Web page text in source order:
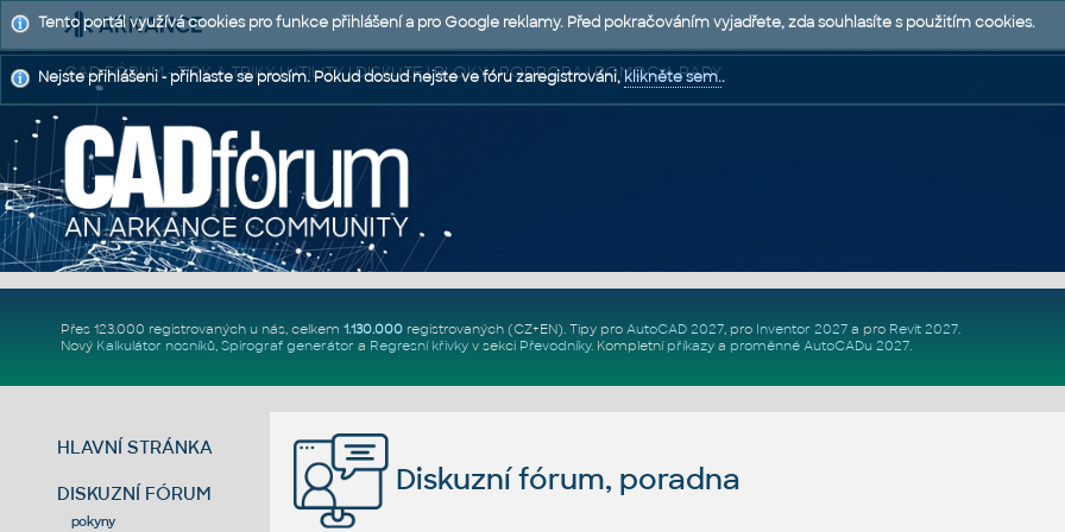
CAD FÓRUM - TIPY A TRIKY | UTILITY | DISKUZE | BLOKY | PODPORA | POMOC A RADY
Přes 123.000 registrovaných u nás, celkem 1.130.000registrovaných (CZ+EN). Tipy pro AutoCAD 2027, pro Inventor 2027a pro Revit 2027.
Nový Kalkulátor nosníků, Spirograf generátor a Regresní křivkyv sekci Převodníky. Kompletní příkazya proměnné AutoCADu 2027.
HLAVNÍ STRÁNKA
DISKUZNÍ FÓRUM
pokyny
Diskuzní fórum, poradna
Tento portál využívá cookies pro funkce přihlášení a pro Google reklamy. Před pokračováním vyjadřete, zda souhlasíte s použitím cookies.
Nejste přihlášeni - přihlaste se prosím. Pokud dosud nejste ve fóru zaregistrováni,klikněte sem..